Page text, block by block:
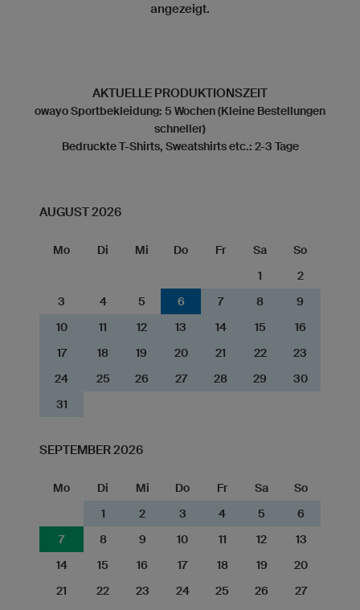
angezeigt.
AKTUELLE PRODUKTIONSZEIT
owayo Sportbekleidung: 5 Wochen (Kleine Bestellungen
schneller)
Bedruckte T-Shirts, Sweatshirts etc.: 2-3 Tage
AUGUST 2026
Mo Di Mi Do Fr Sa
So
1
2
3
4 5 6 7 8
9
10
11 12 13 14 15
16
17
18 19 20 21 22
23
24
25 26 27 28 29
30
31
SEPTEMBER 2026
Mo Di Mi Do Fr Sa
So
1
2 3 4 5
6
7
8 9 10 11 12
13
14
15 16 17 18 19
20
21
22 23 24 25 26
27